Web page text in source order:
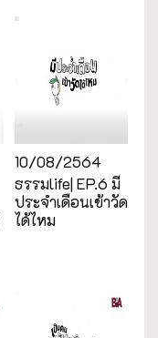
10/08/2564
ธรรมlife| EP.6 มี
ประจำเดือนเข้าวัด
ได้ไหม